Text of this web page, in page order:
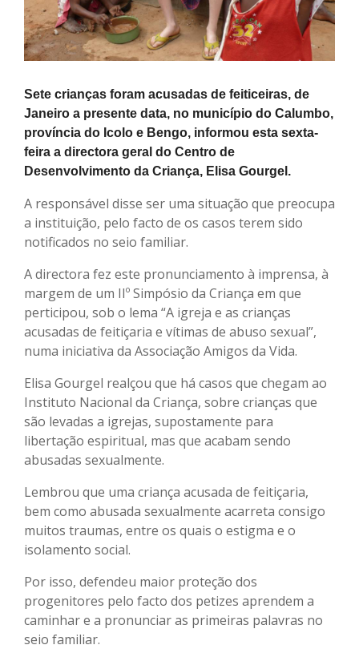
Sete crianças foram acusadas de feiticeiras, de
Janeiro a presente data, no município do Calumbo,
província do Icolo e Bengo, informou esta sexta-
feira a directora geral do Centro de
Desenvolvimento da Criança, Elisa Gourgel.
A responsável disse ser uma situação que preocupa
a instituição, pelo facto de os casos terem sido
notificados no seio familiar.
A directora fez este pronunciamento à imprensa, à
margem de um IIº Simpósio da Criança em que
perticipou, sob o lema “A igreja e as crianças
acusadas de feitiçaria e vítimas de abuso sexual”,
numa iniciativa da Associação Amigos da Vida.
Elisa Gourgel realçou que há casos que chegam ao
Instituto Nacional da Criança, sobre crianças que
são levadas a igrejas, supostamente para
libertação espiritual, mas que acabam sendo
abusadas sexualmente.
Lembrou que uma criança acusada de feitiçaria,
bem como abusada sexualmente acarreta consigo
muitos traumas, entre os quais o estigma e o
isolamento social.
Por isso, defendeu maior proteção dos
progenitores pelo facto dos petizes aprendem a
caminhar e a pronunciar as primeiras palavras no
seio familiar.